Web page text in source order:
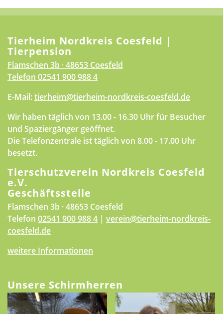
Tierheim Nordkreis Coesfeld |
Tierpension
Flamschen 3b · 48653 Coesfeld
Telefon 02541 900 988 4
E-Mail:tierheim@tierheim-nordkreis-coesfeld.de
Wir haben täglich von 13.00 - 16.30 Uhr für Besucher
und Spaziergänger geöffnet.
Die Telefonzentrale ist täglich von 8.00 - 17.00 Uhr
besetzt.
Tierschutzverein Nordkreis Coesfeld
e.V.
Geschäftsstelle
Flamschen 3b · 48653 Coesfeld
Telefon 02541 900 988 4 | verein@tierheim-nordkreis-
coesfeld.de
weitere Informationen
Unsere Schirmherren